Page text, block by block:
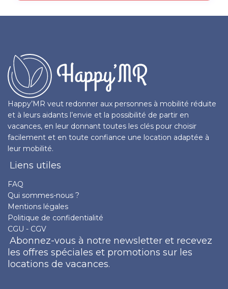
Happy’MR veut redonner aux personnes à mobilité réduite
et à leurs aidants l’envie et la possibilité de partir en
vacances, en leur donnant toutes les clés pour choisir
facilement et en toute confiance une location adaptée à
leur mobilité.
Liens utiles
FAQ
Qui sommes-nous ?
Mentions légales
Politique de confidentialité
CGU - CGV
Abonnez-vous à notre newsletter et recevez
les offres spéciales et promotions sur les
locations de vacances.